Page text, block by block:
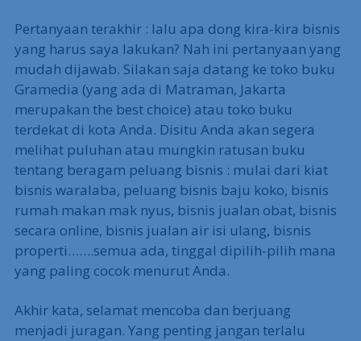
Pertanyaan terakhir : lalu apa dong kira-kira bisnis
yang harus saya lakukan? Nah ini pertanyaan yang
mudah dijawab. Silakan saja datang ke toko buku
Gramedia (yang ada di Matraman, Jakarta
merupakan the best choice) atau toko buku
terdekat di kota Anda. Disitu Anda akan segera
melihat puluhan atau mungkin ratusan buku
tentang beragam peluang bisnis : mulai dari kiat
bisnis waralaba, peluang bisnis baju koko, bisnis
rumah makan mak nyus, bisnis jualan obat, bisnis
secara online, bisnis jualan air isi ulang, bisnis
properti…….semua ada, tinggal dipilih-pilih mana
yang paling cocok menurut Anda.
Akhir kata, selamat mencoba dan berjuang
menjadi juragan. Yang penting jangan terlalu